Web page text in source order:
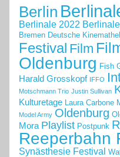
Berlin
Berlinale 2022
Bremen Deutsche
Festival Film
Oldenburg Fish
Harald Grosskopf IFFO
Motschmann Trio Justin Sullivan
Kulturetage
Laura Carbone
Model Army Oldenburg
Mora Playlist Postpunk
Reeperbahn
Synästhesie Festival